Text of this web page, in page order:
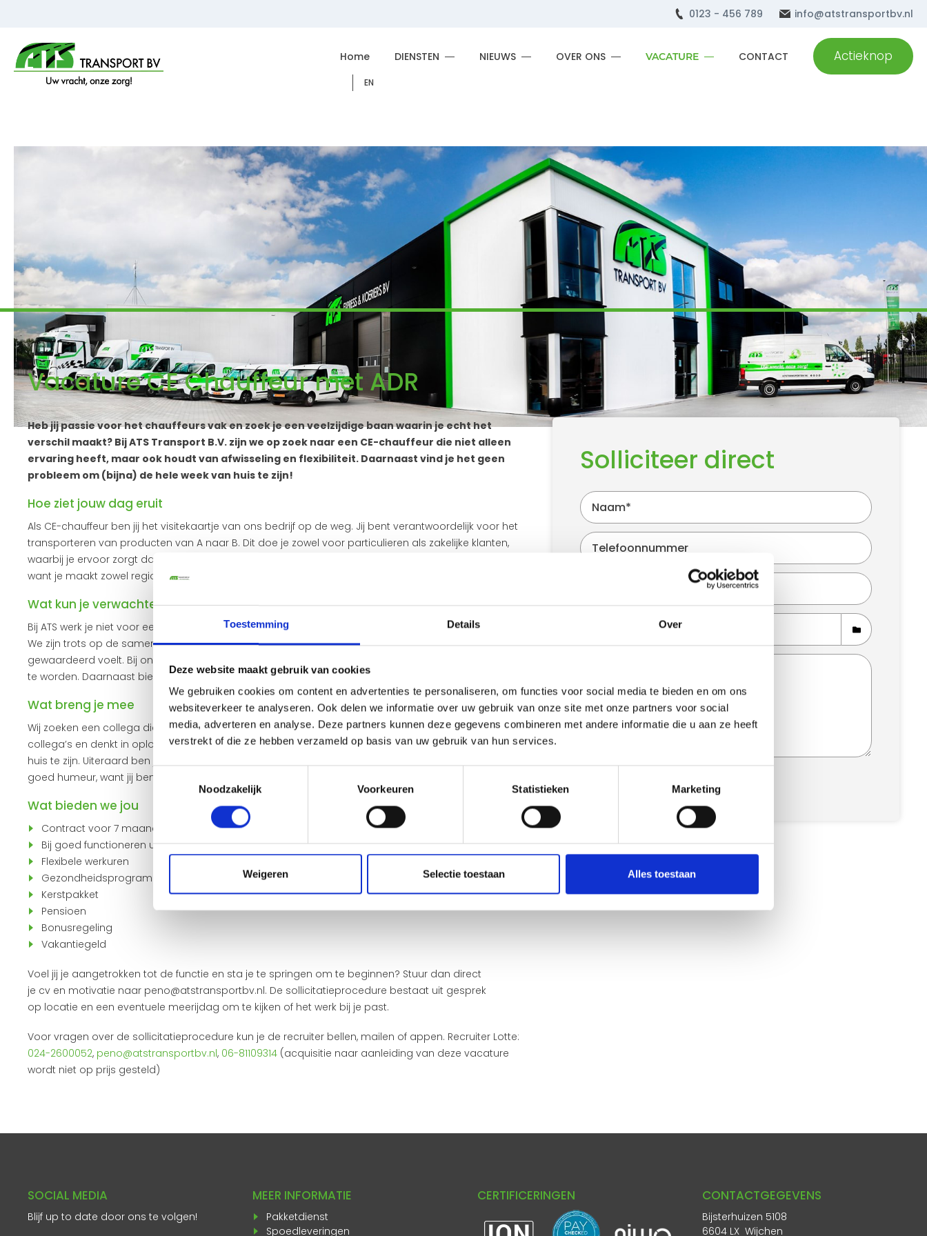
Toestemming Details Over
Deze website maakt gebruik van cookies
We gebruiken cookies om content en advertenties te personaliseren, om functies voor social media te bieden en om ons
websiteverkeer te analyseren. Ook delen we informatie over uw gebruik van onze site met onze partners voor social
media, adverteren en analyse. Deze partners kunnen deze gegevens combineren met andere informatie die u aan ze heeft
verstrekt of die ze hebben verzameld op basis van uw gebruik van hun services.
Toestemmingsselectie
Noodzakelijk
Voorkeuren Statistieken Marketing
Weigeren Selectie toestaan Alles toestaan
0123 - 456 789 info@atstransportbv.nl
Home DIENSTEN NIEUWS OVER ONS VACATURE CONTACT Actieknop
EN
Vacature CE Chauffeur met ADR
Heb jij passie voor het chauffeurs vak en zoek je een veelzijdige baan waarin je echt het
verschil maakt? Bij ATS Transport B.V. zijn we op zoek naar een CE-chauffeur die niet alleen
ervaring heeft, maar ook houdt van afwisseling en flexibiliteit. Daarnaast vind je het geen
probleem om (bijna) de hele week van huis te zijn!
Hoe ziet jouw dag eruit
Als CE-chauffeur ben jij het visitekaartje van ons bedrijf op de weg. Jij bent verantwoordelijk voor het
transporteren van producten van A naar B. Dit doe je zowel voor particulieren als zakelijke klanten,
waarbij je ervoor zorgt dat je bij iedereen een goede indruk achterlaat. Geen dag is hetzelfde bij ons,
want je maakt zowel regionale ritten als lange internationale ritten. Flexibiliteit is dus essentieel!
Wat kun je verwachten van ATS Transport B.V.?
Bij ATS werk je niet voor een werkgever, maar voor een familie die samen de schouders eronder zet.
We zijn trots op de samenwerking binnen ons team en zorgen ervoor dat iedereen zich
gewaardeerd voelt. Bij ons zijn er volop bijscholingen mogelijkheden om een echte transporttopper
te worden. Daarnaast bieden wij een aantrekkelijk salaris, conform de CAO.
Wat breng je mee
Wij zoeken een collega die zelfstandig, betrouwbaar en een echte teamplayer is. Je helpt graag je
collega’s en denkt in oplossingen. Je bent flexibel, vindt het geen probleem om de hele week van
huis te zijn. Uiteraard ben je in het bezit van een geldig CE-rijbewijs en ADR. En bovenal, je hebt een
goed humeur, want jij bent ons visitekaartje!
Wat bieden we jou
Contract voor 7 maanden dit kan zowel parttime als fulltime
Bij goed functioneren uitzicht op een vast dienstverband
Flexibele werkuren
Gezondheidsprogramma
Kerstpakket
Pensioen
Bonusregeling
Vakantiegeld
Voel jij je aangetrokken tot de functie en sta je te springen om te beginnen? Stuur dan direct
je cv en motivatie naar peno@atstransportbv.nl. De sollicitatieprocedure bestaat uit gesprek
op locatie en een eventuele meerijdag om te kijken of het werk bij je past.
Voor vragen over de sollicitatieprocedure kun je de recruiter bellen, mailen of appen. Recruiter Lotte:
024-2600052, peno@atstransportbv.nl, 06-81109314 (acquisitie naar aanleiding van deze vacature
wordt niet op prijs gesteld)
Solliciteer direct
SOCIAL MEDIA
Blijf up to date door ons te volgen!
MEER INFORMATIE
Pakketdienst
Spoedleveringen
CERTIFICERINGEN CONTACTGEGEVENS
Bijsterhuizen 5108
6604 LX Wijchen